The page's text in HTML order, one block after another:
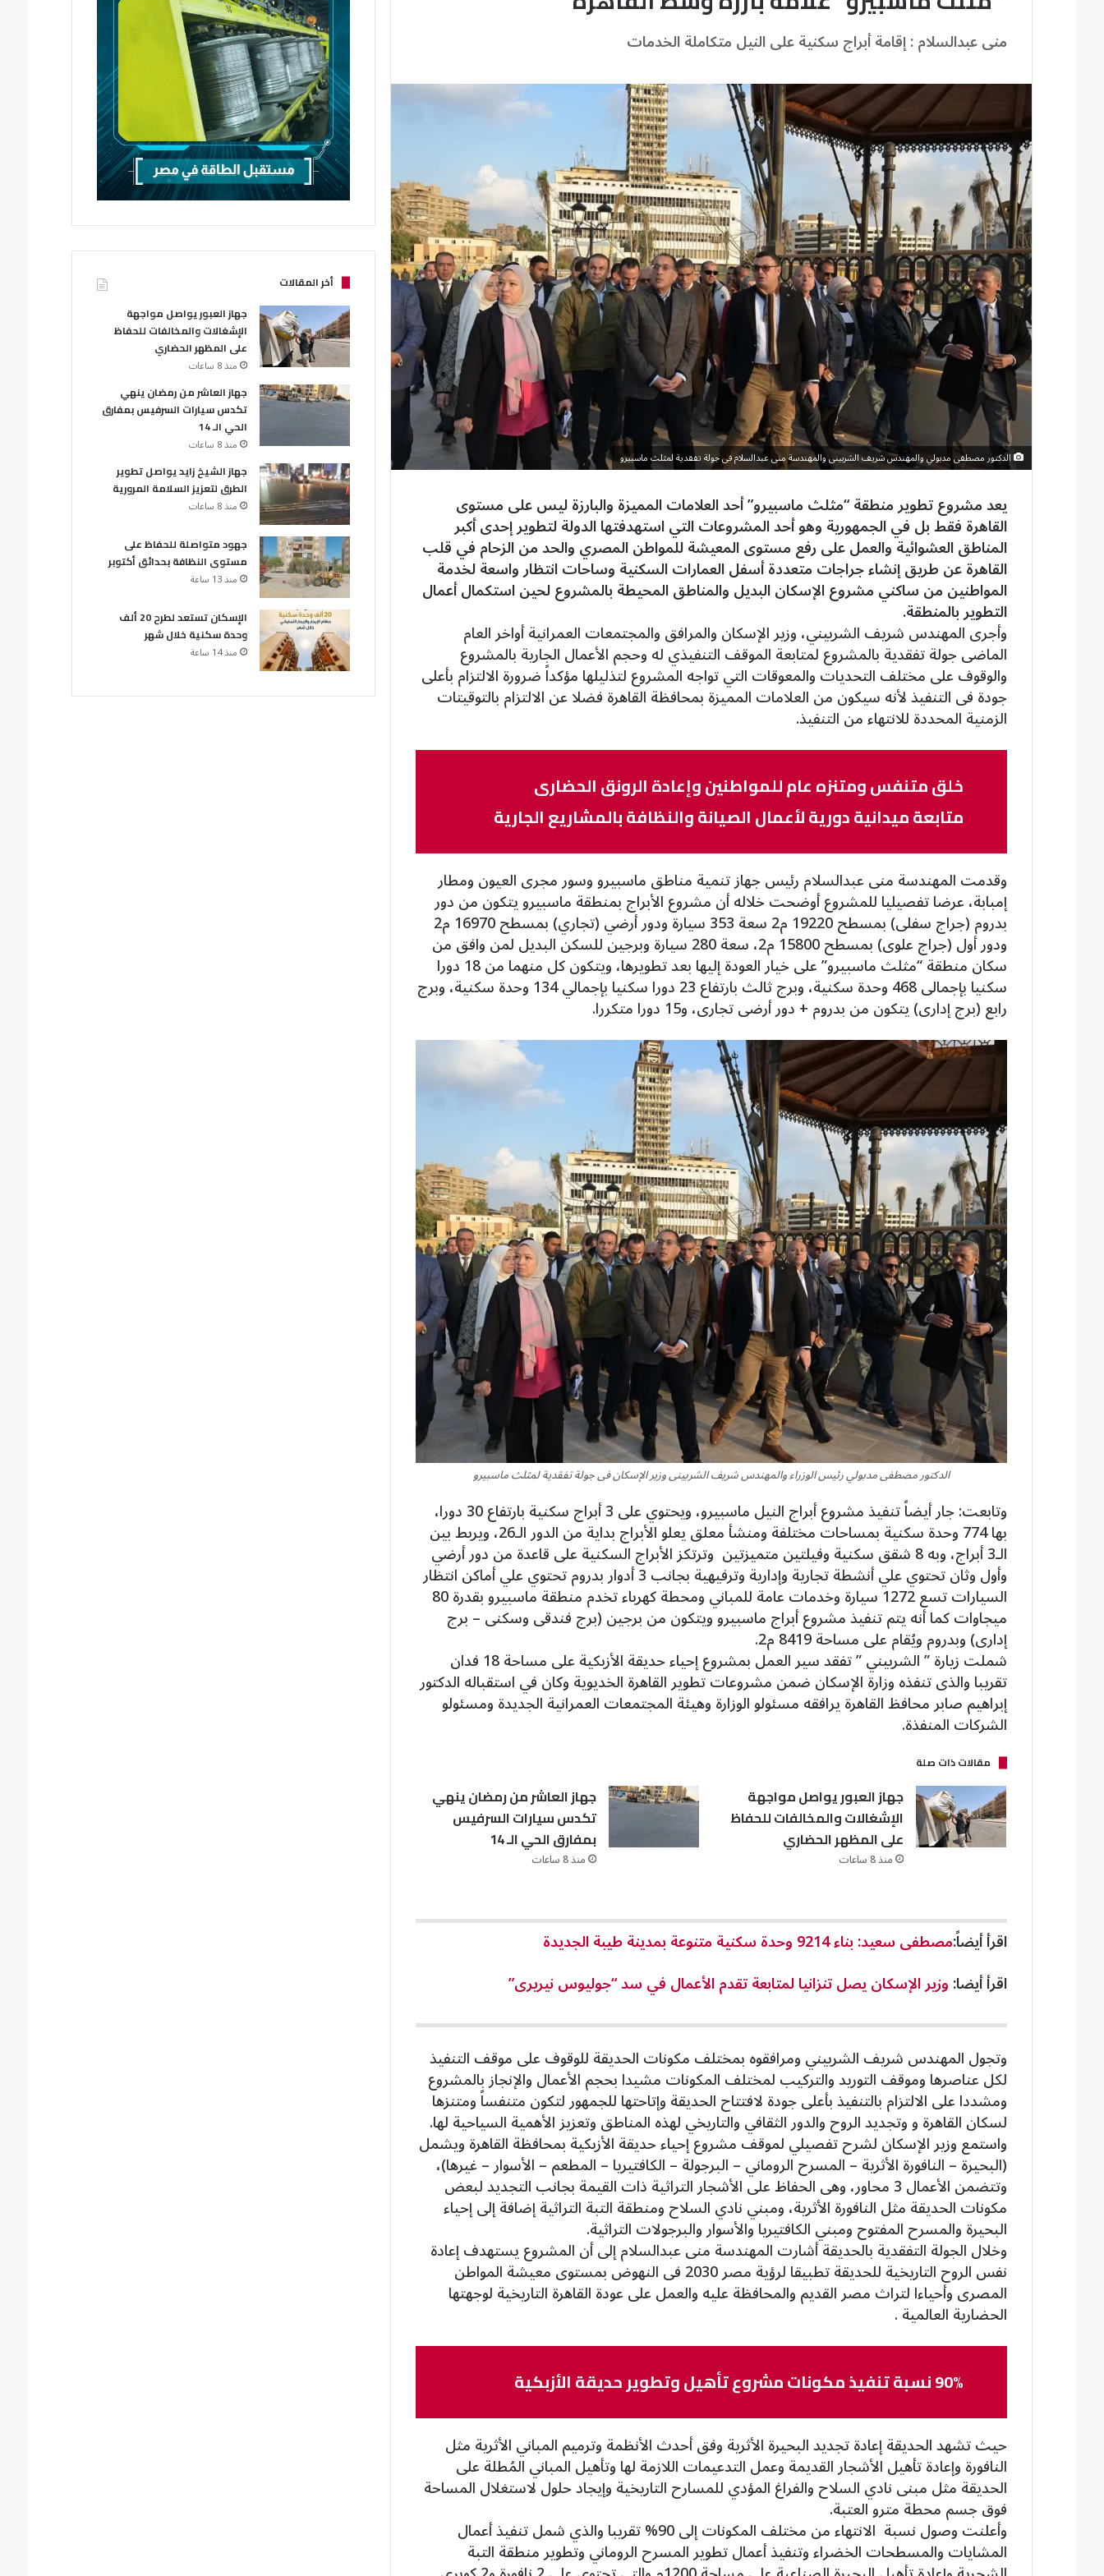
منى عبدالسلام : إقامة أبراج سكنية على النيل متكاملة الخدمات
الدكتور مصطفى مدبولي والمهندس شريف الشربينى والمهندسة منى عبدالسلام فى جولة تفقدية لمثلث ماسبيرو
يعد مشروع تطوير منطقة “مثلث ماسبيرو” أحد العلامات المميزة والبارزة ليس على مستوى
القاهرة فقط بل في الجمهورية وهو أحد المشروعات التي استهدفتها الدولة لتطوير إحدى أكبر
المناطق العشوائية والعمل على رفع مستوى المعيشة للمواطن المصري والحد من الزحام في قلب
القاهرة عن طريق إنشاء جراجات متعددة أسفل العمارات السكنية وساحات انتظار واسعة لخدمة
المواطنين من ساكني مشروع الإسكان البديل والمناطق المحيطة بالمشروع لحين استكمال أعمال
التطوير بالمنطقة.
وأجرى المهندس شريف الشربيني، وزير الإسكان والمرافق والمجتمعات العمرانية أواخر العام
الماضى جولة تفقدية بالمشروع لمتابعة الموقف التنفيذي له وحجم الأعمال الجارية بالمشروع
والوقوف على مختلف التحديات والمعوقات التي تواجه المشروع لتذليلها مؤكداً ضرورة الالتزام بأعلى
جودة فى التنفيذ لأنه سيكون من العلامات المميزة بمحافظة القاهرة فضلا عن الالتزام بالتوقيتات
الزمنية المحددة للانتهاء من التنفيذ.
خلق متنفس ومتنزه عام للمواطنين وإعادة الرونق الحضارى
متابعة ميدانية دورية لأعمال الصيانة والنظافة بالمشاريع الجارية
وقدمت المهندسة منى عبدالسلام رئيس جهاز تنمية مناطق ماسبيرو وسور مجرى العيون ومطار
إمبابة، عرضا تفصيليا للمشروع أوضحت خلاله أن مشروع الأبراج بمنطقة ماسبيرو يتكون من دور
بدروم (جراج سفلى) بمسطح 19220 م2 سعة 353 سيارة ودور أرضي (تجاري) بمسطح 16970 م2
ودور أول (جراج علوى) بمسطح 15800 م2، سعة 280 سيارة وبرجين للسكن البديل لمن وافق من
سكان منطقة “مثلث ماسبيرو” على خيار العودة إليها بعد تطويرها، ويتكون كل منهما من 18 دورا
سكنيا بإجمالى 468 وحدة سكنية، وبرج ثالث بارتفاع 23 دورا سكنيا بإجمالي 134 وحدة سكنية، وبرج
رابع (برج إدارى) يتكون من بدروم + دور أرضى تجارى، و15 دورا متكررا.
الدكتور مصطفى مدبولي رئيس الوزراء والمهندس شريف الشربينى وزير الإسكان فى جولة تفقدية لمثلث ماسبيرو
وتابعت: جار أيضاً تنفيذ مشروع أبراج النيل ماسبيرو، ويحتوي على 3 أبراج سكنية بارتفاع 30 دورا،
بها 774 وحدة سكنية بمساحات مختلفة ومنشأ معلق يعلو الأبراج بداية من الدور الـ26، ويربط بين
الـ3 أبراج، وبه 8 شقق سكنية وفيلتين متميزتين وترتكز الأبراج السكنية على قاعدة من دور أرضي
وأول وثان تحتوي علي أنشطة تجارية وإدارية وترفيهية بجانب 3 أدوار بدروم تحتوي علي أماكن انتظار
السيارات تسع 1272 سيارة وخدمات عامة للمباني ومحطة كهرباء تخدم منطقة ماسبيرو بقدرة 80
ميجاوات كما أنه يتم تنفيذ مشروع أبراج ماسبيرو ويتكون من برجين (برج فندقى وسكنى – برج
إدارى) وبدروم ويُقام على مساحة 8419 م2.
شملت زيارة ” الشربيني ” تفقد سير العمل بمشروع إحياء حديقة الأزبكية على مساحة 18 فدان
تقريبا والذى تنفذه وزارة الإسكان ضمن مشروعات تطوير القاهرة الخديوية وكان في استقباله الدكتور
إبراهيم صابر محافظ القاهرة يرافقه مسئولو الوزارة وهيئة المجتمعات العمرانية الجديدة ومسئولو
الشركات المنفذة.
مقالات ذات صلة
جهاز العبور يواصل مواجهة
الإشغالات والمخالفات للحفاظ
على المظهر الحضاري
منذ 8 ساعات
جهاز العاشر من رمضان ينهي
تكدس سيارات السرفيس
بمفارق الحي الـ 14
منذ 8 ساعات
اقرأ أيضاً:مصطفى سعيد: بناء 9214 وحدة سكنية متنوعة بمدينة طيبة الجديدة
اقرأ أيضا:وزير الإسكان يصل تنزانيا لمتابعة تقدم الأعمال في سد “جوليوس نيريرى”
وتجول المهندس شريف الشربيني ومرافقوه بمختلف مكونات الحديقة للوقوف على موقف التنفيذ
لكل عناصرها وموقف التوريد والتركيب لمختلف المكونات مشيدا بحجم الأعمال والإنجاز بالمشروع
ومشددا على الالتزام بالتنفيذ بأعلى جودة لافتتاح الحديقة وإتاحتها للجمهور لتكون متنفساً ومتنزها
لسكان القاهرة و وتجديد الروح والدور الثقافي والتاريخي لهذه المناطق وتعزيز الأهمية السياحية لها.
واستمع وزير الإسكان لشرح تفصيلي لموقف مشروع إحياء حديقة الأزبكية بمحافظة القاهرة ويشمل
(البحيرة – النافورة الأثرية – المسرح الروماني – البرجولة – الكافتيريا – المطعم – الأسوار – غيرها)،
وتتضمن الأعمال 3 محاور، وهى الحفاظ على الأشجار التراثية ذات القيمة بجانب التجديد لبعض
مكونات الحديقة مثل النافورة الأثرية، ومبني نادي السلاح ومنطقة التبة التراثية إضافة إلى إحياء
البحيرة والمسرح المفتوح ومبني الكافتيريا والأسوار والبرجولات التراثية.
وخلال الجولة التفقدية بالحديقة أشارت المهندسة منى عبدالسلام إلى أن المشروع يستهدف إعادة
نفس الروح التاريخية للحديقة تطبيقا لرؤية مصر 2030 فى النهوض بمستوى معيشة المواطن
المصرى وأحياءا لتراث مصر القديم والمحافظة عليه والعمل على عودة القاهرة التاريخية لوجهتها
الحضارية العالمية .
90% نسبة تنفيذ مكونات مشروع تأهيل وتطوير حديقة الأزبكية
حيث تشهد الحديقة إعادة تجديد البحيرة الأثرية وفق أحدث الأنظمة وترميم المباني الأثرية مثل
النافورة وإعادة تأهيل الأشجار القديمة وعمل التدعيمات اللازمة لها وتأهيل المباني المُطلة على
الحديقة مثل مبنى نادي السلاح والفراغ المؤدي للمسارح التاريخية وإيجاد حلول لاستغلال المساحة
فوق جسم محطة مترو العتبة.
وأعلنت وصول نسبة الانتهاء من مختلف المكونات إلى 90% تقريبا والذي شمل تنفيذ أعمال
المشايات والمسطحات الخضراء وتنفيذ أعمال تطوير المسرح الروماني وتطوير منطقة التبة
أخر المقالات
جهاز العبور يواصل مواجهة
الإشغالات والمخالفات للحفاظ
على المظهر الحضاري
منذ 8 ساعات
جهاز العاشر من رمضان ينهي
تكدس سيارات السرفيس بمفارق
الحي الـ 14
منذ 8 ساعات
جهاز الشيخ زايد يواصل تطوير
الطرق لتعزيز السلامة المرورية
منذ 8 ساعات
جهود متواصلة للحفاظ على
مستوى النظافة بحدائق أكتوبر
منذ 13 ساعة
الإسكان تستعد لطرح 20 ألف
وحدة سكنية خلال شهر
منذ 14 ساعة